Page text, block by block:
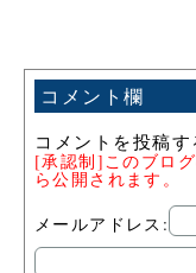
コメント欄
コメントを投稿す
[承認制]このブロ
ら公開されます。
メールアドレス: